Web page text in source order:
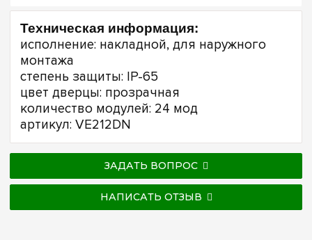
Техническая информация:
исполнение: накладной, для наружного
монтажа
степень защиты: IP-65
цвет дверцы: прозрачная
количество модулей: 24 мод
артикул: VE212DN
ЗАДАТЬ ВОПРОС
НАПИСАТЬ ОТЗЫВ